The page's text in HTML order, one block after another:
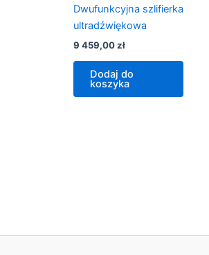
Dwufunkcyjna szlifierka
ultradźwiękowa
9 459,00zł
Dodaj do
koszyka